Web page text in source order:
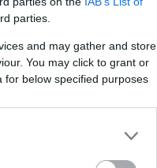
parties.
and may gather and store
You may click to grant or
below specified purposes